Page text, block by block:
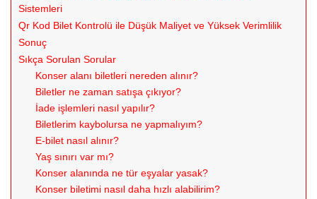
Sistemleri
Qr Kod Bilet Kontrolü ile Düşük Maliyet ve Yüksek Verimlilik
Sonuç
Sıkça Sorulan Sorular
Konser alanı biletleri nereden alınır?
Biletler ne zaman satışa çıkıyor?
İade işlemleri nasıl yapılır?
Biletlerim kaybolursa ne yapmalıyım?
E-bilet nasıl alınır?
Yaş sınırı var mı?
Konser alanında ne tür eşyalar yasak?
Konser biletimi nasıl daha hızlı alabilirim?